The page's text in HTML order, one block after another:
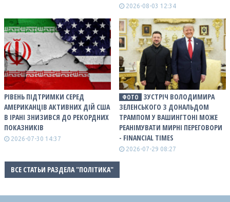
2026-08-03 12:34
РІВЕНЬ ПІДТРИМКИ СЕРЕД
АМЕРИКАНЦІВ АКТИВНИХ ДІЙ США
В ІРАНІ ЗНИЗИВСЯ ДО РЕКОРДНИХ
ПОКАЗНИКІВ
2026-07-30 14:37
ФОТО
ЗУСТРІЧ ВОЛОДИМИРА
ЗЕЛЕНСЬКОГО З ДОНАЛЬДОМ
ТРАМПОМ У ВАШИНГТОНІ МОЖЕ
РЕАНІМУВАТИ МИРНІ ПЕРЕГОВОРИ
- FINANCIAL TIMES
2026-07-29 08:27
ВСЕ СТАТЬИ РАЗДЕЛА "ПОЛІТИКА"